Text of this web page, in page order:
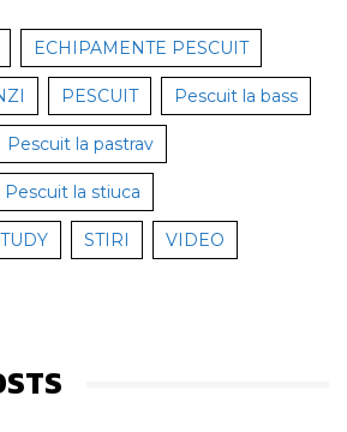
ECHIPAMENTE PESCUIT
PESCUIT Pescuit la bass
Pescuit la pastrav
Pescuit la stiuca
STIRI VIDEO